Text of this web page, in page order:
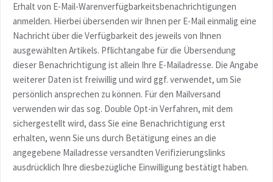
Erhalt von E-Mail-Warenverfügbarkeitsbenachrichtigungen
anmelden. Hierbei übersenden wir Ihnen per E-Mail einmalig eine
Nachricht über die Verfügbarkeit des jeweils von Ihnen
ausgewählten Artikels. Pflichtangabe für die Übersendung
dieser Benachrichtigung ist allein Ihre E-Mailadresse. Die Angabe
weiterer Daten ist freiwillig und wird ggf. verwendet, um Sie
persönlich ansprechen zu können. Für den Mailversand
verwenden wir das sog. Double Opt-in Verfahren, mit dem
sichergestellt wird, dass Sie eine Benachrichtigung erst
erhalten, wenn Sie uns durch Betätigung eines an die
angegebene Mailadresse versandten Verifizierungslinks
ausdrücklich Ihre diesbezügliche Einwilligung bestätigt haben.